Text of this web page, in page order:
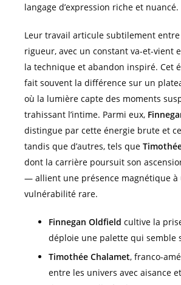
langage d’expression riche et nuancé.
Leur travail articule subtilement
rigueur, avec un constant va-et-vient
la technique et abandon inspiré. Cet
fait souvent la différence sur un
où la lumière capte des moments
trahissant l’intime. Parmi eux,
distingue par cette énergie brute et
tandis que d’autres, tels que
dont la carrière poursuit son
— allient une présence magnétique à
vulnérabilité rare.
Finnegan Oldfield cultive la
déploie une palette qui semble
Timothée Chalamet, franco-
entre les univers avec aisance